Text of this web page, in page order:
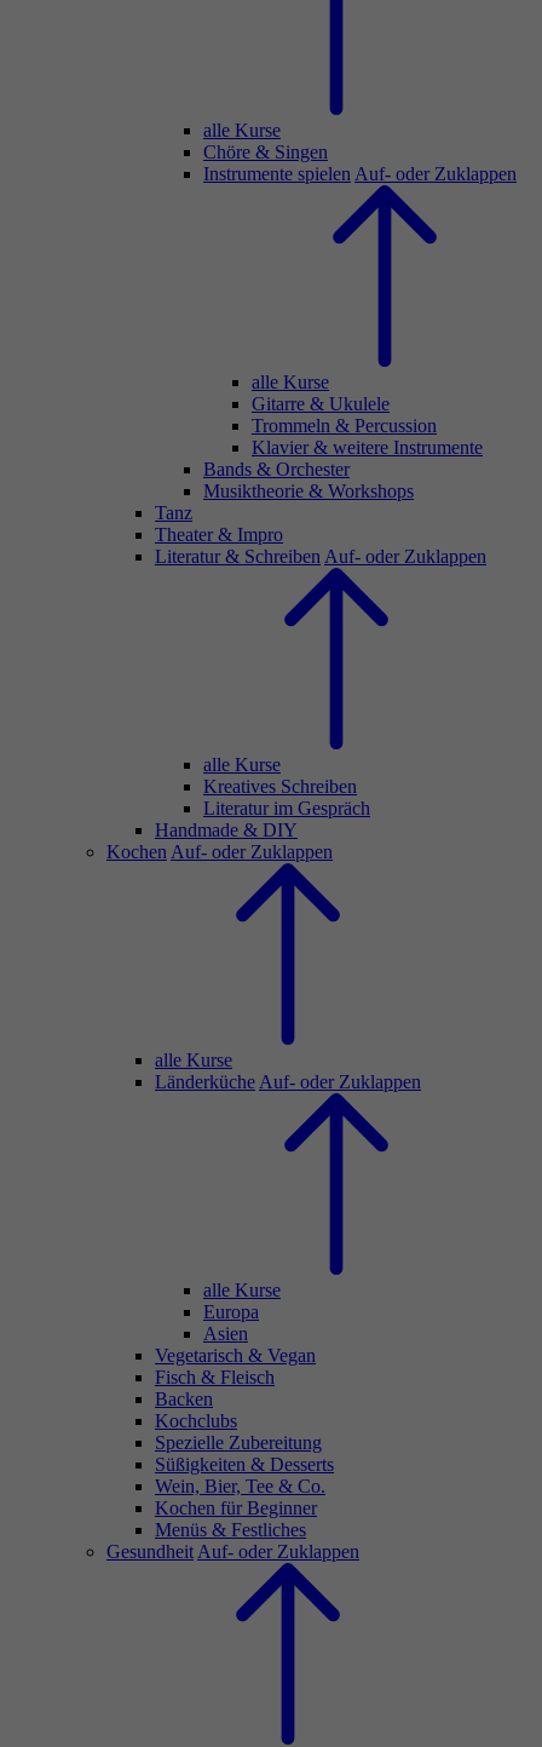
alle Kurse
Chöre & Singen
Instrumente spielen Auf- oder Zuklappen
alle Kurse
Gitarre & Ukulele
Trommeln & Percussion
Klavier & weitere Instrumente
Bands & Orchester
Musiktheorie & Workshops
Tanz
Theater & Impro
Literatur & Schreiben Auf- oder Zuklappen
alle Kurse
Kreatives Schreiben
Literatur im Gespräch
Handmade & DIY
Kochen Auf- oder Zuklappen
alle Kurse
Länderküche Auf- oder Zuklappen
alle Kurse
Europa
Asien
Vegetarisch & Vegan
Fisch & Fleisch
Backen
Kochclubs
Spezielle Zubereitung
Süßigkeiten & Desserts
Wein, Bier, Tee & Co.
Kochen für Beginner
Menüs & Festliches
Gesundheit Auf- oder Zuklappen